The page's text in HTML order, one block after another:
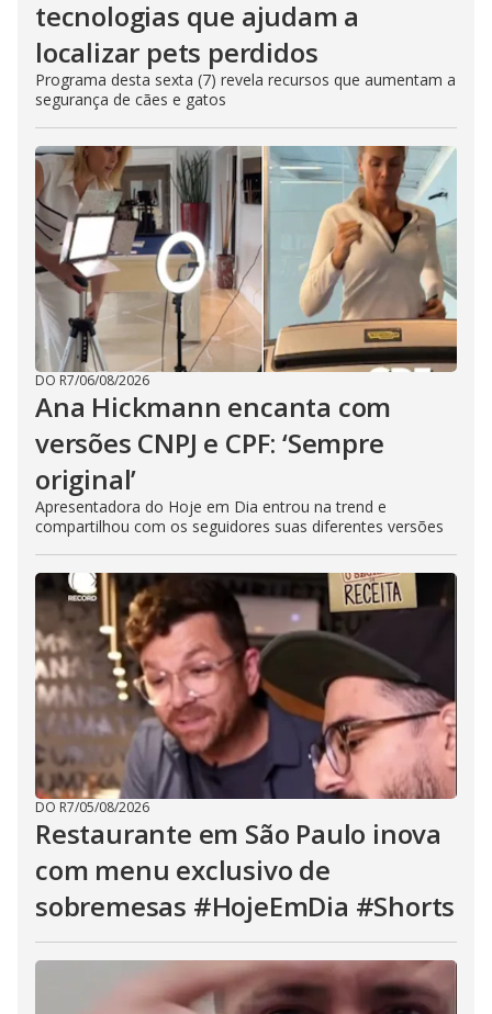
tecnologias que ajudam a
localizar pets perdidos
Programa desta sexta (7) revela recursos que aumentam a
segurança de cães e gatos
DO R7/06/08/2026
Ana Hickmann encanta com
versões CNPJ e CPF: ‘Sempre
original’
Apresentadora do Hoje em Dia entrou na trend e
compartilhou com os seguidores suas diferentes versões
DO R7/05/08/2026
Restaurante em São Paulo inova
com menu exclusivo de
sobremesas #HojeEmDia #Shorts